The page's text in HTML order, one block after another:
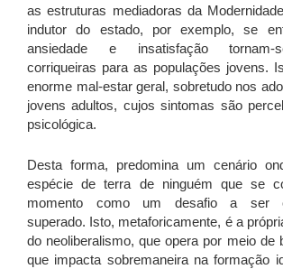
as estruturas mediadoras da
indutor do estado, por exemplo, se
ansiedade e insatisfação tornam-
corriqueiras para as populações jovens.
enorme mal-estar geral, sobretudo nos
jovens adultos, cujos sintomas são
psicológica.
Desta forma, predomina um cenário
espécie de terra de ninguém que se
momento como um desafio a ser
superado. Isto, metaforicamente, é a
do neoliberalismo, que opera por meio de
que impacta sobremaneira na formação